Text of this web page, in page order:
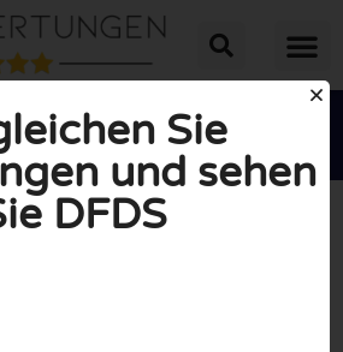
Sie
und sehen
DFDS